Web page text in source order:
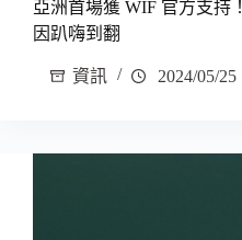
亞洲首場獲 WIF 官方支持
因趴嗨到翻
資訊 2024/05/25